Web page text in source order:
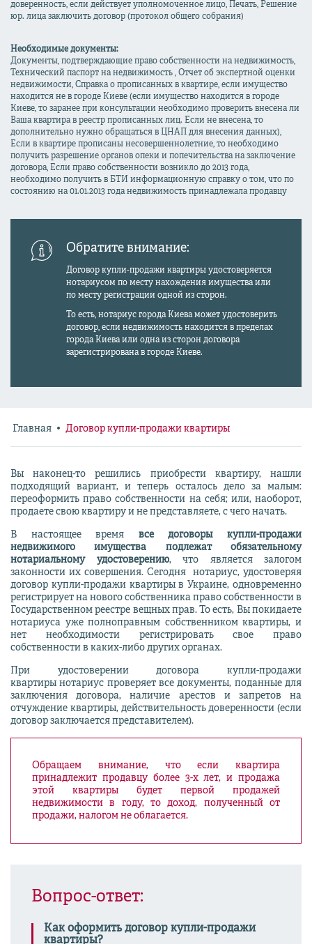
доверенность, если действует уполномоченное лицо, Печать, Решение
юр. лица заключить договор (протокол общего собрания)
Необходимые документы:
Документы, подтверждающие право собственности на недвижимость,
Технический паспорт на недвижимость , Отчет об экспертной оценки
недвижимости, Справка о прописанных в квартире, если имущество
находится не в городе Киеве (если имущество находится в городе
Киеве, то заранее при консультации необходимо проверить внесена ли
Ваша квартира в реестр прописанных лиц. Если не внесена, то
дополнительно нужно обращаться в ЦНАП для внесения данных),
Если в квартире прописаны несовершеннолетние, то необходимо
получить разрешение органов опеки и попечительства на заключение
договора, Если право собственности возникло до 2013 года,
необходимо получить в БТИ информационную справку о том, что по
состоянию на 01.01.2013 года недвижимость принадлежала продавцу
Обратите внимание:
Договор купли-продажи квартиры удостоверяется
нотариусом по месту нахождения имущества или
по месту регистрации одной из сторон.
То есть, нотариус города Киева может удостоверить
договор, если недвижимость находится в пределах
города Киева или одна из сторон договора
зарегистрирована в городе Киеве.
Главная Договор купли-продажи квартиры
Вы наконец-то решились приобрести квартиру, нашли
подходящий вариант, и теперь осталось дело за малым:
переоформить право собственности на себя; или, наоборот,
продаете свою квартиру и не представляете, с чего начать.
В настоящее время все договоры купли-продажи
недвижимого имущества подлежат обязательному
нотариальному удостоверению, что является залогом
законности их совершения. Сегодня нотариус, удостоверяя
договор купли-продажи квартиры в Украине, одновременно
регистрирует на нового собственника право собственности в
Государственном реестре вещных прав. То есть, Вы покидаете
нотариуса уже полноправным собственником квартиры, и
нет необходимости регистрировать свое право
собственности в каких-либо других органах.
При удостоверении договора купли-продажи
квартиры нотариус проверяет все документы, поданные для
заключения договора, наличие арестов и запретов на
отчуждение квартиры, действительность доверенности (если
договор заключается представителем).
Обращаем внимание, что если квартира
принадлежит продавцу более 3-х лет, и продажа
этой квартиры будет первой продажей
недвижимости в году, то доход, полученный от
продажи, налогом не облагается.
Вопрос-ответ:
Как оформить договор купли-продажи
квартиры?